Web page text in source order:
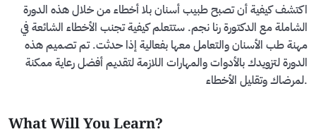
اكتشف كيفية أن تصبح طبيب أسنان بلا أخطاء من خلال هذه الدورة
الشاملة مع الدكتورة رنا نجم. ستتعلم كيفية تجنب الأخطاء الشائعة في
مهنة طب الأسنان والتعامل معها بفعالية إذا حدثت. تم تصميم هذه
الدورة لتزويدك بالأدوات والمهارات اللازمة لتقديم أفضل رعاية ممكنة
لمرضاك وتقليل الأخطاء.
What Will You Learn?